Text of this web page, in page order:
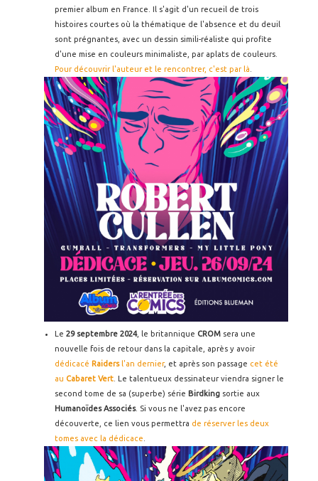
premier album en France. Il s'agit d'un recueil de trois
histoires courtes où la thématique de l'absence et du deuil
sont prégnantes, avec un dessin simili-réaliste qui profite
d'une mise en couleurs minimaliste, par aplats de couleurs.
Pour découvrir l'auteur et le rencontrer, c'est par là
Le29 septembre 2024, le britannique CROM sera une
nouvelle fois de retour dans la capitale, après y avoir
dédicacé Raiders l'an dernier, et après son passage cet été
auCabaret Vert . Le talentueux dessinateur viendra signer le
second tome de sa (superbe) série Birdking sortie aux
Humanoïdes Associés. Si vous ne l'avez pas encore
découverte, ce lien vous permettra de réserver les deux
tomes avec la dédicace